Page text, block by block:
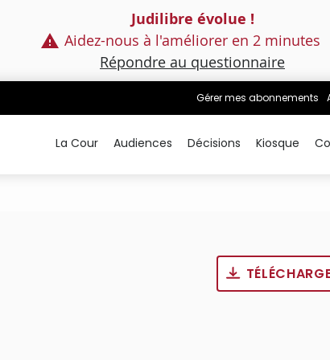
Judilibre évolue !
Aidez-nous à l'améliorer en 2 minutes
Répondre au questionnaire
Gérer mes abonnements
La Cour Audiences Décisions Kiosque